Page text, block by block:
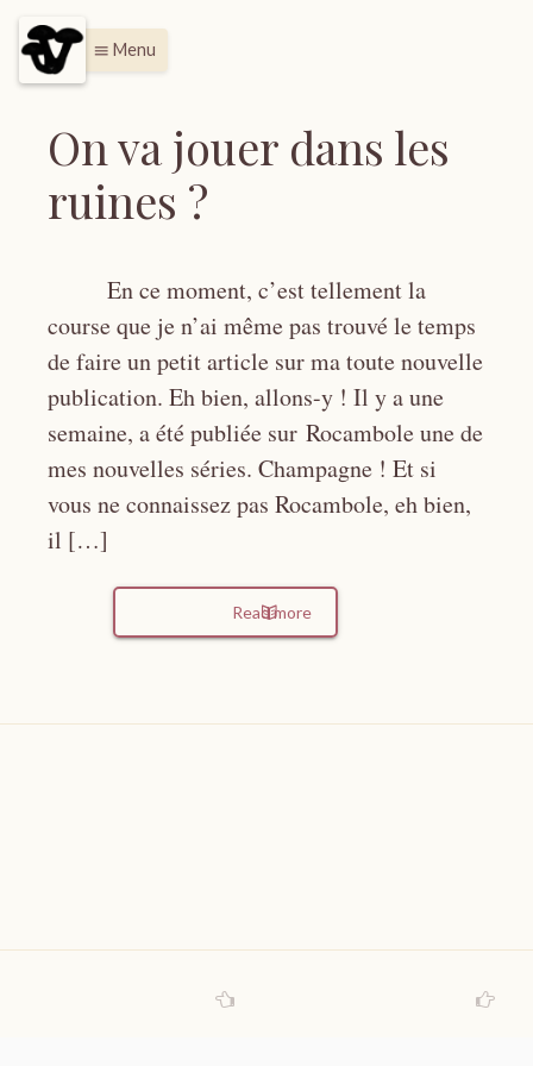
menu Menu
On va jouer dans les
ruines ?
En ce moment, c’est tellement la
course que je n’ai même pas trouvé le temps
de faire un petit article sur ma toute nouvelle
publication. Eh bien, allons-y ! Il y a une
semaine, a été publiée sur Rocambole une de
mes nouvelles séries. Champagne ! Et si
vous ne connaissez pas Rocambole, eh bien,
il […]
Read more